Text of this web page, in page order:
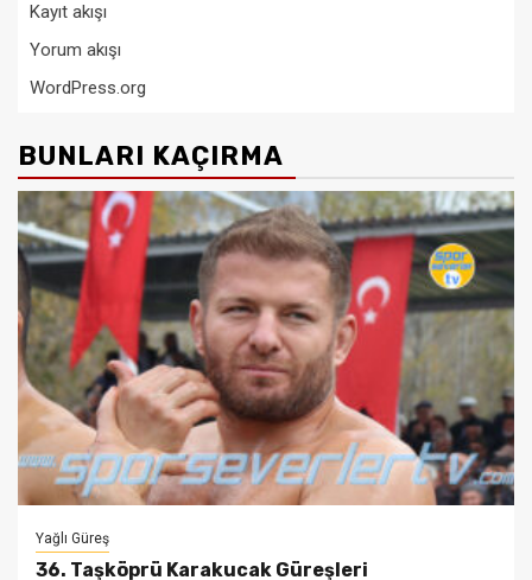
Kayıt akışı
Yorum akışı
WordPress.org
BUNLARI KAÇIRMA
Yağlı Güreş
36. Taşköprü Karakucak Güreşleri